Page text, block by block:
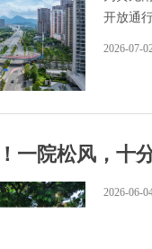
开放通行
2026-07-
一院松风，
2026-06-